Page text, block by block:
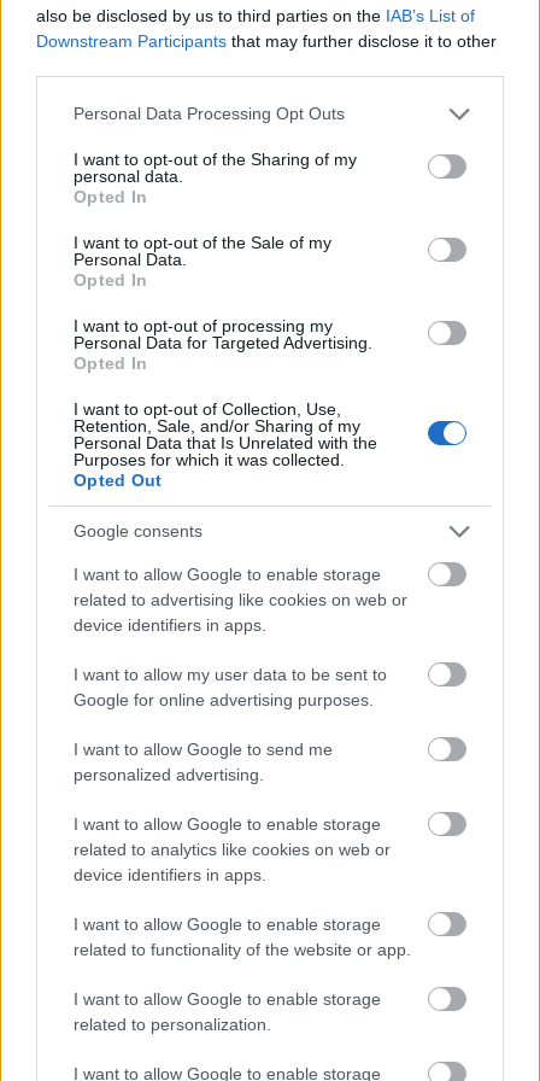
also be disclosed by us to third parties on the IAB’s List of
Downstream Participants that may further disclose it to other
Please note that this website/app uses one or more Google
not limited to your visit or usage behaviour. You may click to
grant or deny consent to Google and its third-party tags to
use your data for below specified purposes in below Google
consent section.
Personal Data Processing Opt Outs
I want to opt-out of the Sharing of my
personal data.
Opted In
I want to opt-out of the Sale of my
Personal Data.
Opted In
I want to opt-out of processing my
Personal Data for Targeted Advertising.
Opted In
I want to opt-out of Collection, Use,
Retention, Sale, and/or Sharing of my
Personal Data that Is Unrelated with the
Purposes for which it was collected.
Opted Out
Google consents
I want to allow Google to enable storage
related to advertising like cookies on web or
device identifiers in apps.
I want to allow my user data to be sent to
Google for online advertising purposes.
I want to allow Google to send me
personalized advertising.
I want to allow Google to enable storage
related to analytics like cookies on web or
device identifiers in apps.
I want to allow Google to enable storage
related to functionality of the website or app.
I want to allow Google to enable storage
related to personalization.
I want to allow Google to enable storage
GLAMOUR-
NAPOK
TAVASZ
CSOMAG
GLAMOUR
BOOK
SZTÁRKULT
USZ
GLAMOUR
WASHED
9990 Ft